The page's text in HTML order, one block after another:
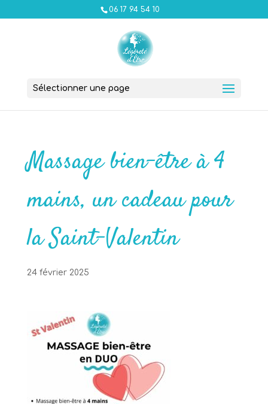
06 17 94 54 10
Sélectionner une page
Massage bien-être à 4
mains, un cadeau pour
la Saint-Valentin
24 février 2025